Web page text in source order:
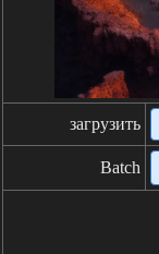
загрузить
Batch